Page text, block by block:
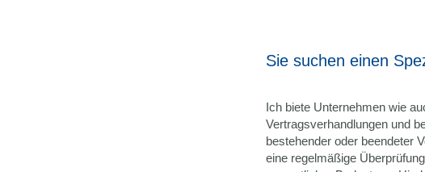
Sie suchen einen
Ich biete Unternehmen wie
Vertragsverhandlungen und
bestehender oder beendeter
eine regelmäßige